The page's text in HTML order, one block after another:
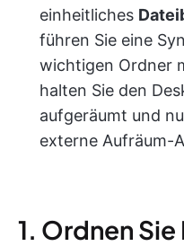
einheitliches
führen Sie eine
wichtigen Ordner
halten Sie den
aufgeräumt und
externe Aufräum-
1. Ordnen